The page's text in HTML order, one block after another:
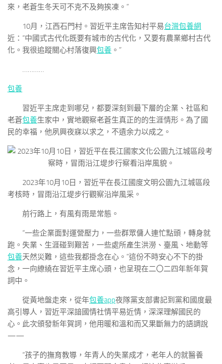
來，老蒼生冬天可不克不及夠挨凍。”
10月，江西石門村。習近平主席告知村平易台灣包養網
近：“中國式古代化既要有城市的古代化，又要有農業鄉村古代
化。我很追蹤關心村落復興包養 。”
…………
包養
習近平主席走到哪兒，都要深刻到最下層的企業、社區和
老蒼包養生家中，實地觀察老蒼生真正的的生涯情形。為了國
民的幸福，他夙興夜寐以求之，不遺余力以成之。
2023年10月10日，習近平在長江國度文明公園九江城區段
考核時，冒雨沿江堤步行觀察沿岸風采。
前行路上，有風有雨是常態。
“一些企業面對運營壓力，一些群眾傭人連忙點頭，轉身就
跑。失業、生涯碰到艱苦，一些處所產生洪澇、臺風、地動等
包養天然災難，這些我都掛念在心。”這份不時安心不下的掛
念，一向繚繞在習近平主席心頭，也呈現在二〇二四年新年賀
詞中。
從黃地盤走來，從年包養app夜隊黨支部書記到黨和國度最
高引導人，習近平深諳國情社情平易近情，深深理解國民的
心。此次頒發新年賀詞，他用暖和溫和而又果斷無力的語調說
——
“孩子的撫育教導，年青人的失業成才，老年人的就醫養